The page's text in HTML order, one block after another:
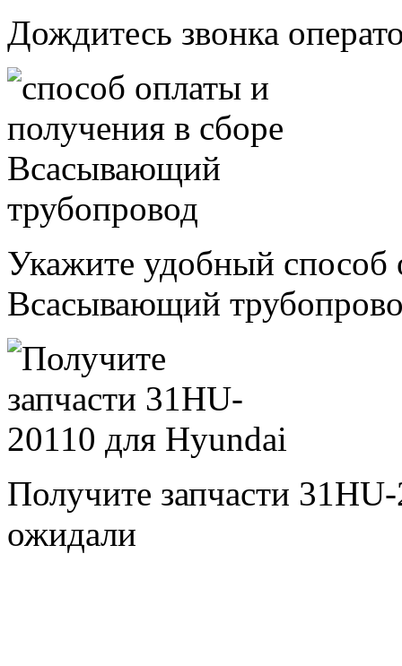
Дождитесь звонка
Укажите удобный способ
Всасывающий
Получите запчасти
ожидали